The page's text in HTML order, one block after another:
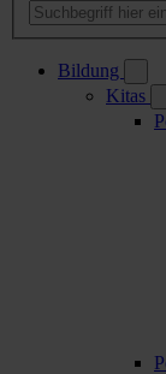
Bildung
Kitas